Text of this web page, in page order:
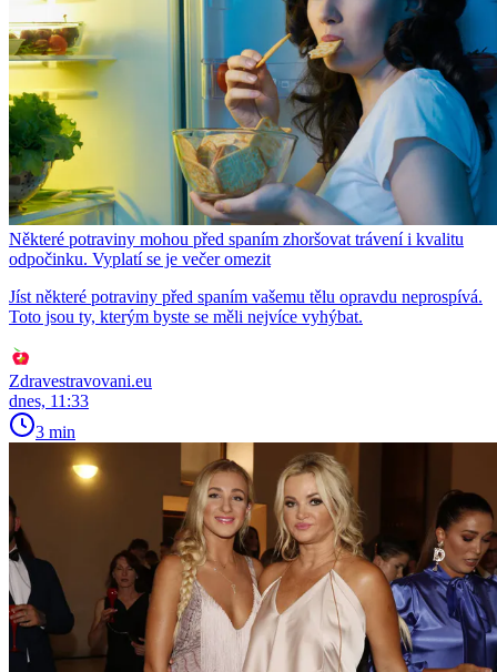
Některé potraviny mohou před spaním zhoršovat trávení i kvalitu
odpočinku. Vyplatí se je večer omezit
Jíst některé potraviny před spaním vašemu tělu opravdu neprospívá.
Toto jsou ty, kterým byste se měli nejvíce vyhýbat.
Zdravestravovani.eu
dnes, 11:33
3 min